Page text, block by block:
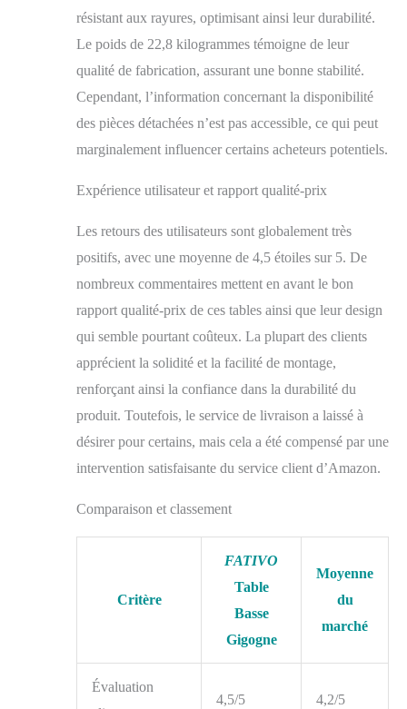
d'appoint au style
identique qui se fait
écho TABLES
[Taille] Grande : 80 x
80 x 45 cm ; Petite :
[Matériau] Plaque
frittée ; Pieds : Acier
Environ 16,25 kg,
Petite : Environ 6,7 kg
Grande : Environ 50
kg, Petite : Environ 25
kg [Épaisseur de la
mm COMBINAISON
DE DIFFÉRENTS
MATÉRIAUX - La
différents matériaux
tels qu'une plaque
motif de marbre et des
noir donne une
impression élégante et
intelligente, Il s'intègre
facilement dans divers
intérieurs tels que le
style scandinave, le
ET NETTOYAGE
résistant aux rayures, optimisant ainsi leur durabilité.
Le poids de 22,8 kilogrammes témoigne de leur
qualité de fabrication, assurant une bonne stabilité.
Cependant, l’information concernant la disponibilité
des pièces détachées n’est pas accessible, ce qui peut
marginalement influencer certains acheteurs potentiels.
Expérience utilisateur et rapport qualité-prix
Les retours des utilisateurs sont globalement très
positifs, avec une moyenne de 4,5 étoiles sur 5. De
nombreux commentaires mettent en avant le bon
rapport qualité-prix de ces tables ainsi que leur design
qui semble pourtant coûteux. La plupart des clients
apprécient la solidité et la facilité de montage,
renforçant ainsi la confiance dans la durabilité du
produit. Toutefois, le service de livraison a laissé à
désirer pour certains, mais cela a été compensé par une
intervention satisfaisante du service client d’Amazon.
Comparaison et classement
Critère
FATIVO
Table
Basse
Gigogne
Moyenne
du
marché
Évaluation
4,5/5 4,2/5